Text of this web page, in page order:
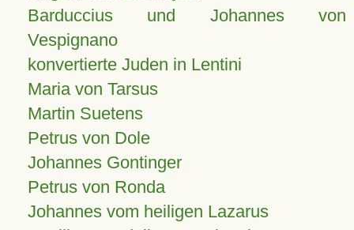
Barduccius und Johannes von
Vespignano
konvertierte Juden in Lentini
Maria von Tarsus
Martin Suetens
Petrus von Dole
Johannes Gontinger
Petrus von Ronda
Johannes vom heiligen Lazarus